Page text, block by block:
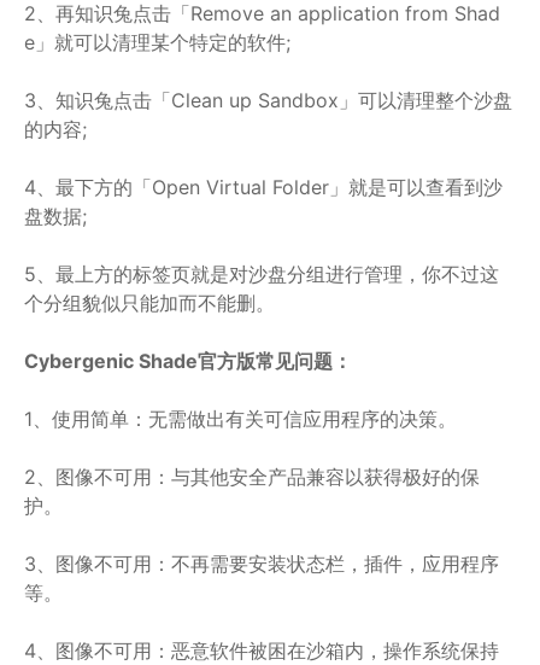
2、再知识兔点击「Remove an application from Shad
e」就可以清理某个特定的软件;
3、知识兔点击「Clean up Sandbox」可以清理整个沙盘
的内容;
4、最下方的「Open Virtual Folder」就是可以查看到沙
盘数据;
5、最上方的标签页就是对沙盘分组进行管理，你不过这
个分组貌似只能加而不能删。
Cybergenic Shade官方版常见问题：
1、使用简单：无需做出有关可信应用程序的决策。
2、图像不可用：与其他安全产品兼容以获得极好的保
护。
3、图像不可用：不再需要安装状态栏，插件，应用程序
等。
4、图像不可用：恶意软件被困在沙箱内，操作系统保持